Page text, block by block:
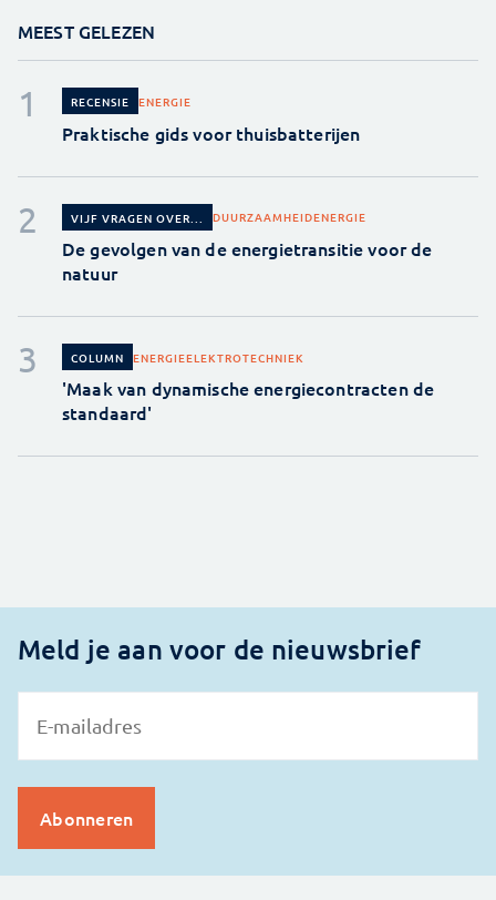
MEEST GELEZEN
RECENSIE ENERGIE
Praktische gids voor thuisbatterijen
VIJF VRAGEN OVER... DUURZAAMHEIDENERGIE
De gevolgen van de energietransitie voor de
natuur
COLUMN ENERGIEELEKTROTECHNIEK
'Maak van dynamische energiecontracten de
standaard'
Meld je aan voor de nieuwsbrief